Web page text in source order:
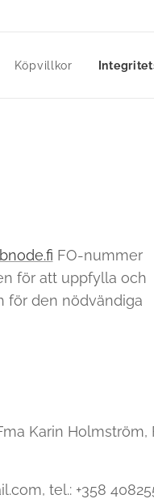
Köpvillkor
FO-nummer
för att uppfylla och
för den nödvändiga
Karin Holmström,
tel.: +358